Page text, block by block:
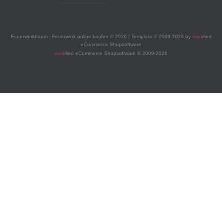
Feuerwerktraum - Feuerwerk online kaufen © 2026 | Template © 2009-2026 by modified
eCommerce Shopsoftware
modified eCommerce Shopsoftware © 2009-2026